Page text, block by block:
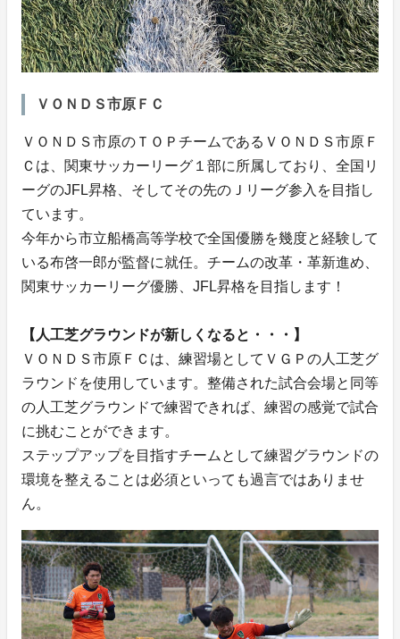
ＶＯＮＤＳ市原ＦＣ
ＶＯＮＤＳ市原のＴＯＰチームであるＶＯＮＤＳ市原Ｆ
Ｃは、関東サッカーリーグ１部に所属しており、全国リ
ーグのJFL昇格、そしてその先のＪリーグ参入を目指し
ています。
今年から市立船橋高等学校で全国優勝を幾度と経験して
いる布啓一郎が監督に就任。チームの改革・革新進め、
関東サッカーリーグ優勝、JFL昇格を目指します！
【人工芝グラウンドが新しくなると・・・】
ＶＯＮＤＳ市原ＦＣは、練習場としてＶＧＰの人工芝グ
ラウンドを使用しています。整備された試合会場と同等
の人工芝グラウンドで練習できれば、練習の感覚で試合
に挑むことができます。
ステップアップを目指すチームとして練習グラウンドの
環境を整えることは必須といっても過言ではありませ
ん。